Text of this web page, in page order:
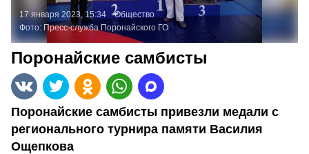
17 января 2023, 15:34
Общество
Фото: Пресс-служба Поронайского ГО
Поронайские самбисты
Поронайские самбисты привезли медали с
регионального турнира памяти Василия
Ощепкова